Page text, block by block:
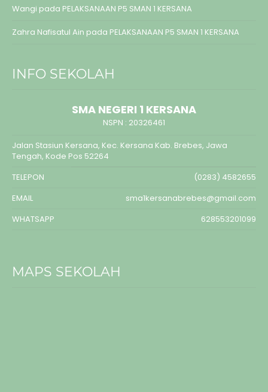
Wangi pada PELAKSANAAN P5 SMAN 1 KERSANA
Zahra Nafisatul Ain pada PELAKSANAAN P5 SMAN 1 KERSANA
INFO SEKOLAH
SMA NEGERI 1 KERSANA
NSPN : 20326461
Jalan Stasiun Kersana, Kec. Kersana Kab. Brebes, Jawa
Tengah, Kode Pos 52264
TELEPON
(0283) 4582655
EMAIL
sma1kersanabrebes@gmail.com
WHATSAPP
628553201099
MAPS SEKOLAH